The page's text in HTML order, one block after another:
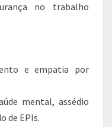
no trabalho
e empatia por
mental, assédio
de EPIs.